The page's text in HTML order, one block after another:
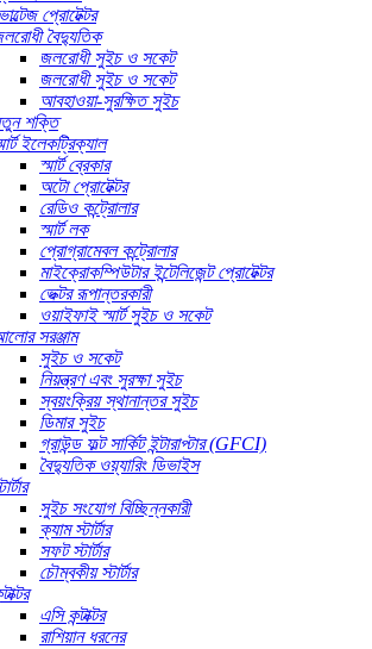
প্রোটেক্টর
বৈদ্যুতিক
জলরোধী সুইচ ও সকেট
জলরোধী সুইচ ও সকেট
আবহাওয়া-সুরক্ষিত সুইচ
শক্তি
ইলেকট্রিক্যাল
স্মার্ট ব্রেকার
অটো প্রোটেক্টর
রেডিও কন্ট্রোলার
স্মার্ট লক
প্রোগ্রামেবল কন্ট্রোলার
মাইক্রোকম্পিউটার ইন্টেলিজেন্ট প্রোটেক্টর
ভেক্টর রূপান্তরকারী
ওয়াইফাই স্মার্ট সুইচ ও সকেট
সরঞ্জাম
সুইচ ও সকেট
নিয়ন্ত্রণ এবং সুরক্ষা সুইচ
স্বয়ংক্রিয় স্থানান্তর সুইচ
ডিমার সুইচ
গ্রাউন্ড ফল্ট সার্কিট ইন্টারাপ্টার (GFCI)
বৈদ্যুতিক ওয়্যারিং ডিভাইস
সুইচ সংযোগ বিচ্ছিন্নকারী
ক্যাম স্টার্টার
সফট স্টার্টার
চৌম্বকীয় স্টার্টার
এসি কন্টাক্টর
রাশিয়ান ধরনের